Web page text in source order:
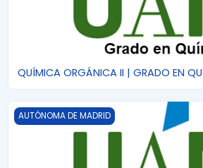
QUÍMICA ORGÁNICA II | GRADO EN
QUÍMICA ORGÁNICA I | GRADO EN
AUTÓNOMA DE MADRID